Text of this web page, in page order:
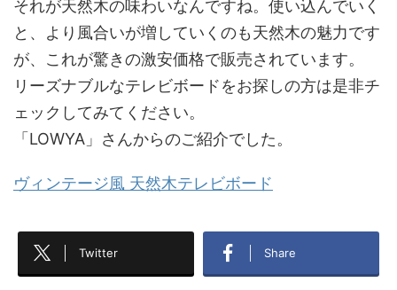
それが天然木の味わいなんですね。使い込んでいく
と、より風合いが増していくのも天然木の魅力です
が、これが驚きの激安価格で販売されています。
リーズナブルなテレビボードをお探しの方は是非チ
ェックしてみてください。
「LOWYA」さんからのご紹介でした。
ヴィンテージ風 天然木テレビボード
Twitter Share